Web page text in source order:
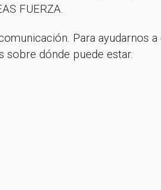
FUERZA.
Para ayudarnos
sobre dónde puede estar.